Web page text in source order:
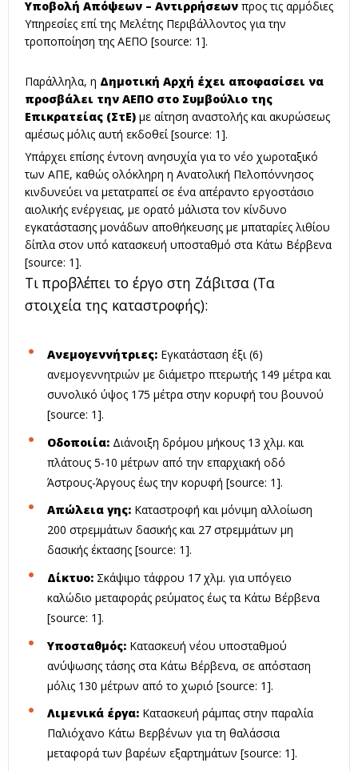
Υποβολή Απόψεων – Αντιρρήσεων προς τις αρμόδιες
Υπηρεσίες επί της Μελέτης Περιβάλλοντος για την
τροποποίηση της ΑΕΠΟ [source: 1].
Παράλληλα, η Δημοτική Αρχή έχει αποφασίσει να
προσβάλει την ΑΕΠΟ στο Συμβούλιο της
Επικρατείας (ΣτΕ) με αίτηση αναστολής και ακυρώσεως
αμέσως μόλις αυτή εκδοθεί [source: 1].
Υπάρχει επίσης έντονη ανησυχία για το νέο χωροταξικό
των ΑΠΕ, καθώς ολόκληρη η Ανατολική Πελοπόννησος
κινδυνεύει να μετατραπεί σε ένα απέραντο εργοστάσιο
αιολικής ενέργειας, με ορατό μάλιστα τον κίνδυνο
εγκατάστασης μονάδων αποθήκευσης με μπαταρίες λιθίου
δίπλα στον υπό κατασκευή υποσταθμό στα Κάτω Βέρβενα
[source: 1].
Τι προβλέπει το έργο στη Ζάβιτσα (Τα
στοιχεία της καταστροφής):
Ανεμογεννήτριες: Εγκατάσταση έξι (6)
ανεμογεννητριών με διάμετρο πτερωτής 149 μέτρα και
συνολικό ύψος 175 μέτρα στην κορυφή του βουνού
[source: 1].
Οδοποιία: Διάνοιξη δρόμου μήκους 13 χλμ. και
πλάτους 5-10 μέτρων από την επαρχιακή οδό
Άστρους-Άργους έως την κορυφή [source: 1].
Απώλεια γης: Καταστροφή και μόνιμη αλλοίωση
200 στρεμμάτων δασικής και 27 στρεμμάτων μη
δασικής έκτασης [source: 1].
Δίκτυο: Σκάψιμο τάφρου 17 χλμ. για υπόγειο
καλώδιο μεταφοράς ρεύματος έως τα Κάτω Βέρβενα
[source: 1].
Υποσταθμός: Κατασκευή νέου υποσταθμού
ανύψωσης τάσης στα Κάτω Βέρβενα, σε απόσταση
μόλις 130 μέτρων από το χωριό [source: 1].
Λιμενικά έργα: Κατασκευή ράμπας στην παραλία
Παλιόχανο Κάτω Βερβένων για τη θαλάσσια
μεταφορά των βαρέων εξαρτημάτων [source: 1].